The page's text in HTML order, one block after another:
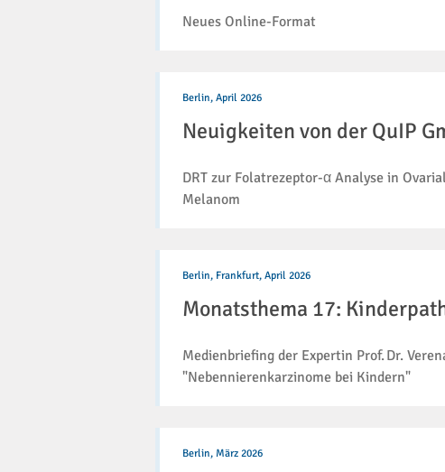
Neues Online-Format
(4/2026)
Berlin, April 2026
Neuigkeiten von der QuIP
DRT zur Folatrezeptor-α Analyse in
Melanom
Berlin, Frankfurt, April 2026
Monatsthema 17:
Medienbriefing der Expertin Prof. Dr.
"Nebennierenkarzinome bei Kindern"
"DGPBerlin, März 2026